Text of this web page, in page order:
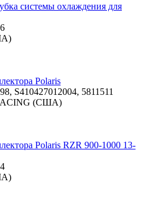
системы охлаждения для
Polaris
S410427012004, 5811511
(США)
Polaris RZR 900-1000 13-